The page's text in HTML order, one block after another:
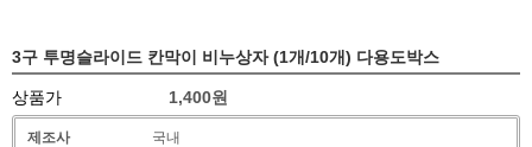
3구 투명슬라이드 칸막이 비누상자 (1개/10개) 다용도박스
상품가 1,400원
제조사
국내